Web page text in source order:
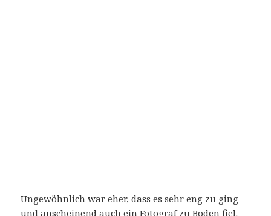
Ungewöhnlich war eher, dass es sehr eng zu ging
und anscheinend auch ein Fotograf zu Boden fiel.